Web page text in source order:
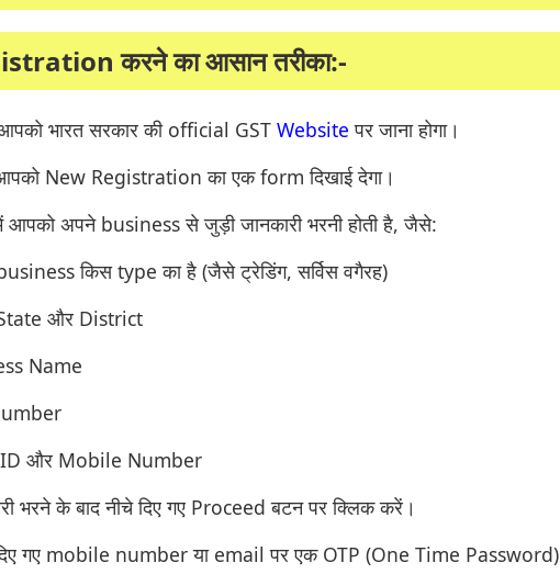
करने का आसान तरीका:-
भारत सरकार की official GSTWebsite पर जाना होगा।
New Registration का एक form दिखाई देगा।
अपने business से जुड़ी जानकारी भरनी होती है, जैसे:
किस type का है (जैसे ट्रेडिंग, सर्विस वगैरह)
और District
Name
और Mobile Number
भरने के बाद नीचे दिए गए Proceed बटन पर क्लिक करें।
गए mobile number या email पर एक OTP (One Time Password)